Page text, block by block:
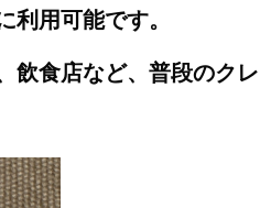
用可能です。
食店など、普段のク